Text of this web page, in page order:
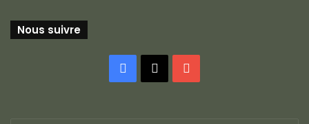
Nous suivre
Facebook